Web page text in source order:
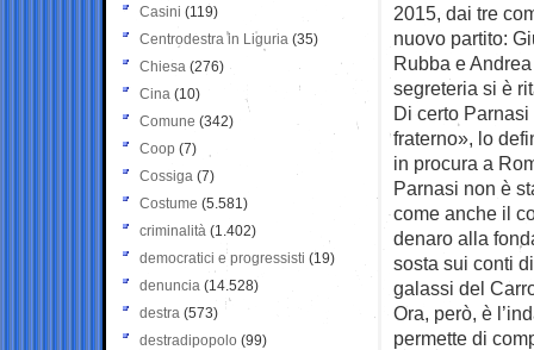
2015, dai tre
nuovo partito:
Rubba e
segreteria si è
Di certo
fraterno», lo
in procura a
Parnasi non è
come anche il
denaro alla
sosta sui conti
galassi del
Ora, però, è
permette di
Casini (119)
Centrodestra in Liguria (35)
Chiesa (276)
Cina (10)
Comune (342)
Coop (7)
Cossiga (7)
Costume (5.581)
criminalità (1.402)
democratici e progressisti (19)
denuncia (14.528)
destra (573)
destradipopolo (99)